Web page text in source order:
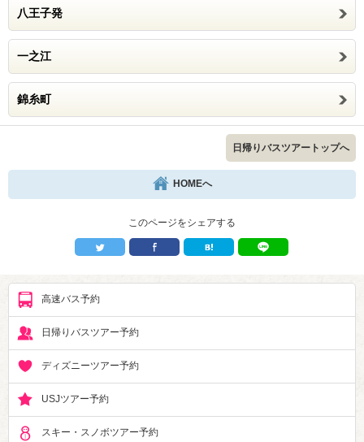
八王子発
一之江
錦糸町
日帰りバスツアートップへ
HOMEへ
このページをシェアする
高速バス予約
日帰りバスツアー予約
ディズニーツアー予約
USJツアー予約
スキー・スノボツアー予約